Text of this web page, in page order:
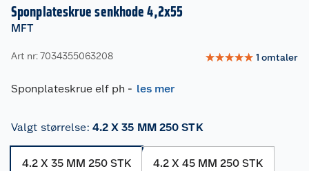
Sponplateskrue senkhode 4,2x55
MFT
Art nr: 7034355063208 ☆☆☆☆☆ 1 omtaler
Sponplateskrue elf ph - les mer
Valgt størrelse: 4.2 X 35 MM 250 STK
4.2 X 35 MM 250 STK 4.2 X 45 MM 250 STK